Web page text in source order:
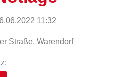
11:32
Straße, Warendorf